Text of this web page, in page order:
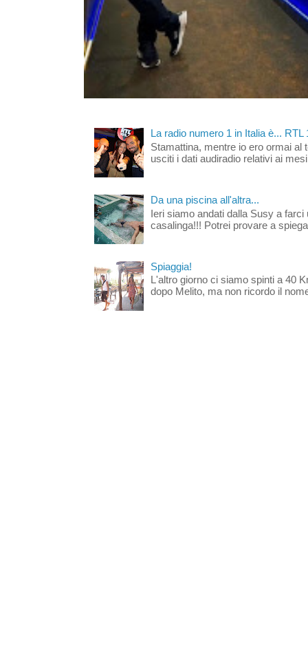
La radio numero 1 in Italia è... RTL
Stamattina, mentre io ero ormai al
usciti i dati audiradio relativi ai
Da una piscina all'altra...
Ieri siamo andati dalla Susy a
casalinga!!! Potrei provare a
Spiaggia!
L'altro giorno ci siamo spinti a 40
dopo Melito, ma non ricordo il